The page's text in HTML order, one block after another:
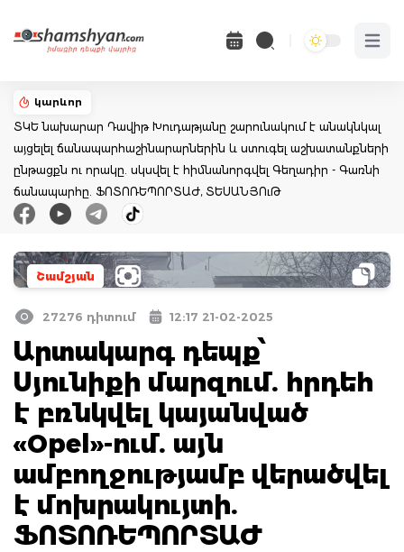
Open
կարևոր
ՏԿԵ նախարար Դավիթ Խուդաթյանը շարունակում է անակնկալ
այցելել ճանապարհաշինարարներին և ստուգել աշխատանքների
ընթացքն ու որակը. սկսվել է հիմնանորգվել Գեղադիր - Գառնի
ճանապարհը. ՖՈՏՈՌԵՊՈՐՏԱԺ, ՏԵՍԱՆՅՈւԹ
Շամշյան
27276 դիտում 12:17 21-02-2025
Արտակարգ դեպք՝
Սյունիքի մարզում. հրդեհ
է բռնկվել կայանված
«Opel»-ում. այն
ամբողջությամբ վերածվել
է մոխրակույտի.
ՖՈՏՈՌԵՊՈՐՏԱԺ